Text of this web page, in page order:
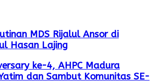
MDS Rijalul Ansor di
Hasan Lajing
ke-4, AHPC Madura
dan Sambut Komunitas SE-